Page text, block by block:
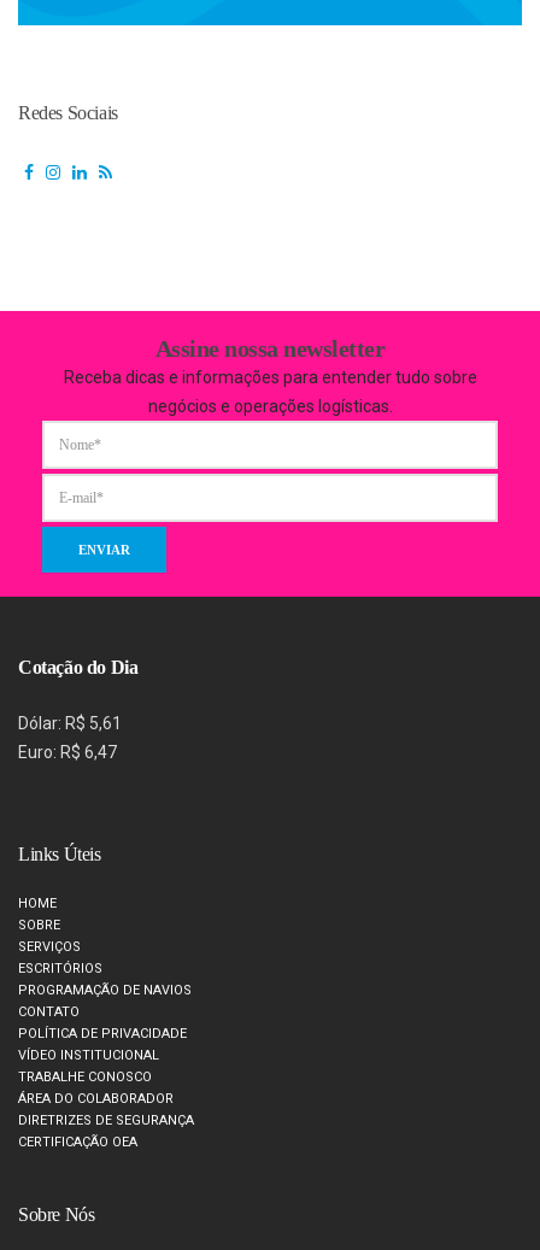
Redes Sociais
Assine nossa newsletter
Receba dicas e informações para entender tudo sobre
negócios e operações logísticas.
Cotação do Dia
Dólar: R$ 5,61
Euro: R$ 6,47
Links Úteis
HOME
SOBRE
SERVIÇOS
ESCRITÓRIOS
PROGRAMAÇÃO DE NAVIOS
CONTATO
POLÍTICA DE PRIVACIDADE
VÍDEO INSTITUCIONAL
TRABALHE CONOSCO
ÁREA DO COLABORADOR
DIRETRIZES DE SEGURANÇA
CERTIFICAÇÃO OEA
Sobre Nós